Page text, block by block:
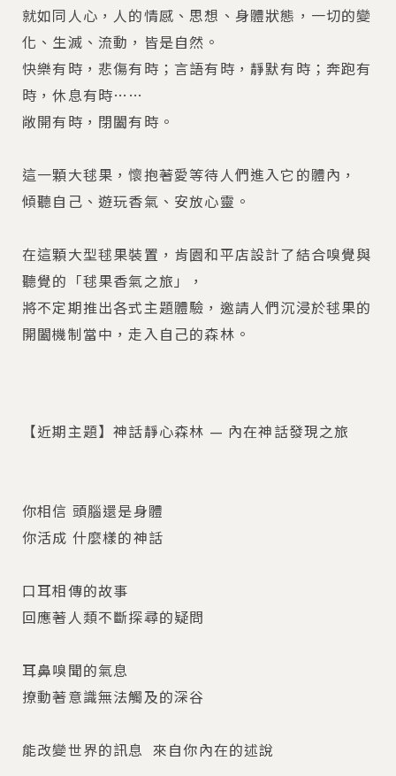
就如同人心，人的情感、思想、身體狀態，一切的變
化、生滅、流動，皆是自然。
快樂有時，悲傷有時；言語有時，靜默有時；奔跑有
時，休息有時……
敞開有時，閉闔有時。
這一顆大毬果，懷抱著愛等待人們進入它的體內，
傾聽自己、遊玩香氣、安放心靈。
在這顆大型毬果裝置，肯園和平店設計了結合嗅覺與
聽覺的「毬果香氣之旅」，
將不定期推出各式主題體驗，邀請人們沉浸於毬果的
開闔機制當中，走入自己的森林。
【近期主題】神話靜心森林 — 內在神話發現之旅
你相信 頭腦還是身體
你活成 什麼樣的神話
口耳相傳的故事
回應著人類不斷探尋的疑問
耳鼻嗅聞的氣息
撩動著意識無法觸及的深谷
能改變世界的訊息 ​ 來自你內在的述說